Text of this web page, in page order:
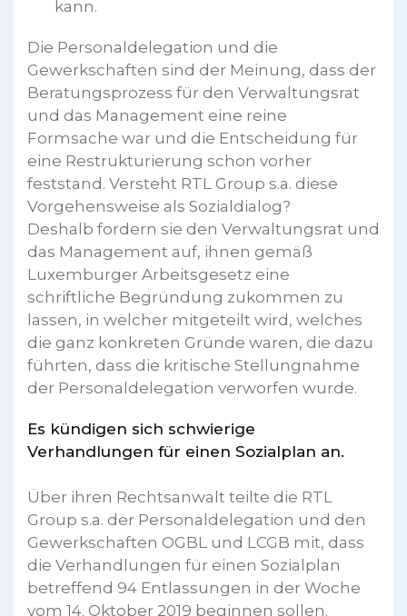
kann.
Die Personaldelegation und die
Gewerkschaften sind der Meinung, dass der
Beratungsprozess für den Verwaltungsrat
und das Management eine reine
Formsache war und die Entscheidung für
eine Restrukturierung schon vorher
feststand. Versteht RTL Group s.a. diese
Vorgehensweise als Sozialdialog?
Deshalb fordern sie den Verwaltungsrat und
das Management auf, ihnen gemäß
Luxemburger Arbeitsgesetz eine
schriftliche Begründung zukommen zu
lassen, in welcher mitgeteilt wird, welches
die ganz konkreten Gründe waren, die dazu
führten, dass die kritische Stellungnahme
der Personaldelegation verworfen wurde.
Es kündigen sich schwierige
Verhandlungen für einen Sozialplan an.
Über ihren Rechtsanwalt teilte die RTL
Group s.a. der Personaldelegation und den
Gewerkschaften OGBL und LCGB mit, dass
die Verhandlungen für einen Sozialplan
betreffend 94 Entlassungen in der Woche
vom 14. Oktober 2019 beginnen sollen.